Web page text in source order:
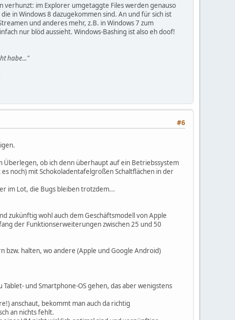
verhunzt: im Explorer umgetaggte Files werden genauso
in Windows 8 dazugekommen sind. An und für sich ist
und anderes mehr, z.B. in Windows 7 zum
nur blöd aussieht. Windows-Bashing ist also eh doof!
habe..."
#6
Überlegen, ob ich denn überhaupt auf ein Betriebssystem
noch) mit Schokoladentafelgroßen Schaltflächen in der
im Lot, die Bugs bleiben trotzdem...
zukünftig wohl auch dem Geschäftsmodell von Apple
der Funktionserweiterungen zwischen 25 und 50
bzw. halten, wo andere (Apple und Google Android)
und Smartphone-OS gehen, das aber wenigstens
anschaut, bekommt man auch da richtig
an nichts fehlt.